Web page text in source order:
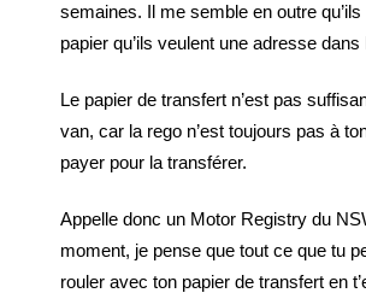
semaines. Il me semble en outre
papier qu’ils veulent une adresse dans
Le papier de transfert n’est pas
van, car la rego n’est toujours pas à
payer pour la transférer.
Appelle donc un Motor Registry du
moment, je pense que tout ce que tu
rouler avec ton papier de transfert en